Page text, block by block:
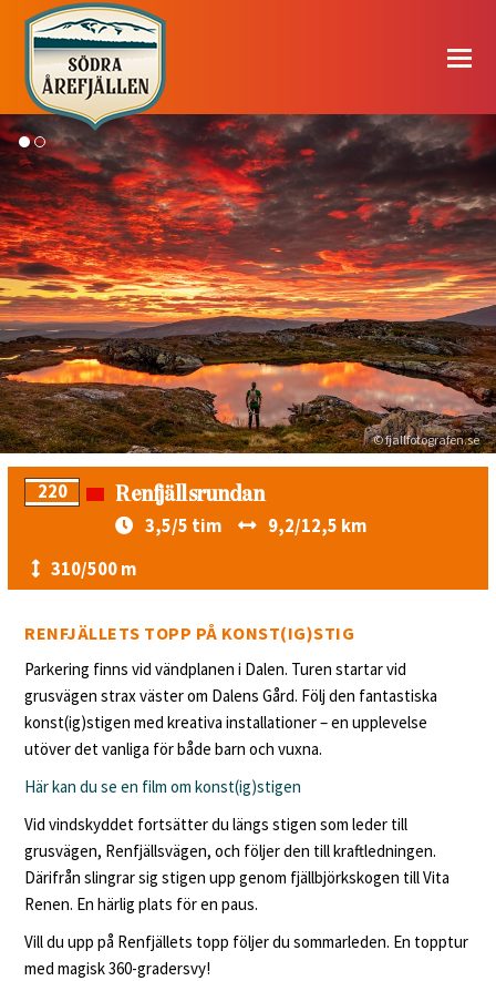
© fjallfotografen.se
220 Renfjällsrundan
3,5/5 tim
9,2/12,5 km
310/500 m
RENFJÄLLETS TOPP PÅ KONST(IG)STIG
Parkering finns vid vändplanen i Dalen. Turen startar vid
grusvägen strax väster om Dalens Gård. Följ den fantastiska
konst(ig)stigen med kreativa installationer – en upplevelse
utöver det vanliga för både barn och vuxna.
Här kan du se en film om konst(ig)stigen
Vid vindskyddet fortsätter du längs stigen som leder till
grusvägen, Renfjällsvägen, och följer den till kraftledningen.
Därifrån slingrar sig stigen upp genom fjällbjörkskogen till Vita
Renen. En härlig plats för en paus.
Vill du upp på Renfjällets topp följer du sommarleden. En topptur
med magisk 360-gradersvy!